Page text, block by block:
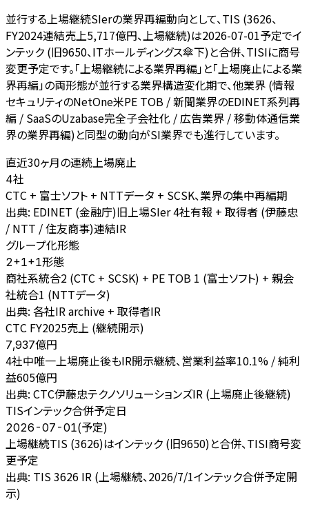
並行する上場継続SIerの業界再編動向として、TIS (3626、
FY2024連結売上5,717億円、上場継続)は2026-07-01予定でイ
ンテック (旧9650、ITホールディングス傘下)と合併、TISIに商号
変更予定です。「上場継続による業界再編」と「上場廃止による業
界再編」の両形態が並行する業界構造変化期で、他業界 (情報
セキュリティのNetOne米PE TOB / 新聞業界のEDINET系列再
編 / SaaSのUzabase完全子会社化 / 広告業界 / 移動体通信業
界の業界再編)と同型の動向がSI業界でも進行しています。
直近30ヶ月の連続上場廃止
4社
CTC + 富士ソフト + NTTデータ + SCSK、業界の集中再編期
出典: EDINET (金融庁)旧上場SIer 4社有報 + 取得者 (伊藤忠
/ NTT / 住友商事)連結IR
グループ化形態
2+1+1形態
商社系統合2 (CTC + SCSK) + PE TOB 1 (富士ソフト) + 親会
社統合1 (NTTデータ)
出典: 各社IR archive + 取得者IR
CTC FY2025売上 (継続開示)
7,937億円
4社中唯一上場廃止後もIR開示継続、営業利益率10.1% / 純利
益605億円
出典: CTC伊藤忠テクノソリューションズIR (上場廃止後継続)
TISインテック合併予定日
2026-07-01(予定)
上場継続TIS (3626)はインテック (旧9650)と合併、TISI商号変
更予定
出典: TIS 3626 IR (上場継続、2026/7/1インテック合併予定開
示)